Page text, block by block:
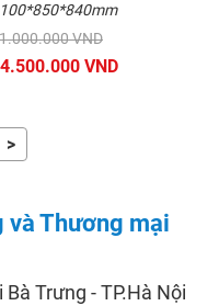
VND
VND
>
và Thương mại
Trưng - TP.Hà Nội